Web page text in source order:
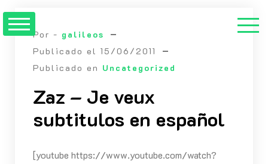
contenido
Por - galileos
Publicado el 15/06/2011
Publicado en Uncategorized
Zaz – Je veux
subtitulos en español
[youtube https://www.youtube.com/watch?